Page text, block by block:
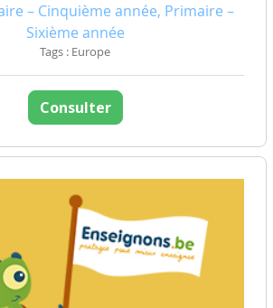
– Cinquième année, Primaire –
Sixième année
Tags : Europe
Consulter